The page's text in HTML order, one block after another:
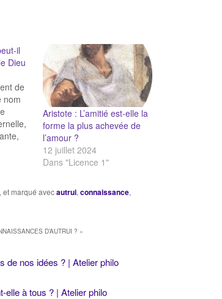
il
Dieu
de
nom
et
Aristote : L’amitié est-elle la
forme la plus achevée de
l’amour ?
12 juillet 2024
Dans "Licence 1"
et marqué avecautrui, connaissance,
D’AUTRUI ? »
de nos idées ? | Atelier philo
elle à tous ? | Atelier philo